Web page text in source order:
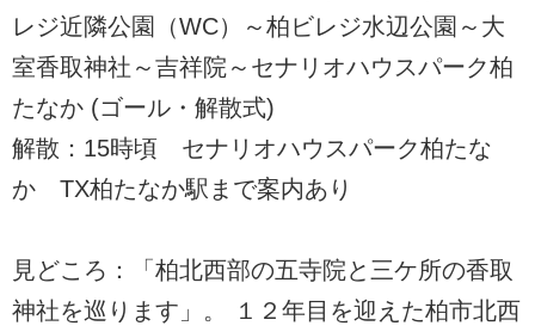
レジ近隣公園（WC）～柏ビレジ水辺公園～大
室香取神社～吉祥院～セナリオハウスパーク柏
たなか (ゴール・解散式)
解散：15時頃 セナリオハウスパーク柏たな
か TX柏たなか駅まで案内あり
見どころ：「柏北西部の五寺院と三ケ所の香取
神社を巡ります」。 １２年目を迎えた柏市北西